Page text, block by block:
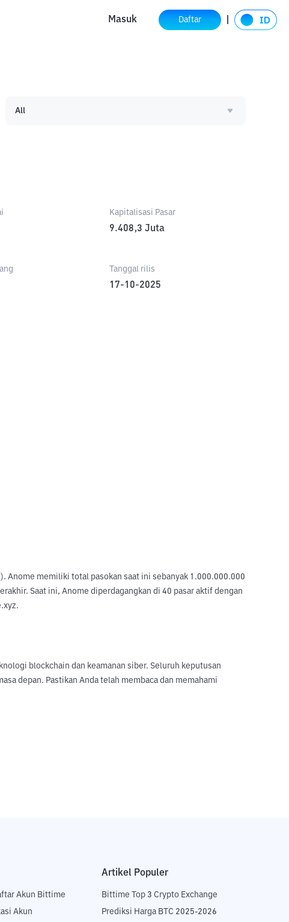
Masuk Daftar
All
Kapitalisasi Pasar
9.408,3 Juta
Tanggal rilis
17-10-2025
Anome memiliki total pasokan saat ini sebanyak 1.000.000.000
Saat ini, Anome diperdagangkan di 40 pasar aktif dengan
blockchain dan keamanan siber. Seluruh keputusan
depan. Pastikan Anda telah membaca dan memahami
Akun Bittime
Akun
Artikel Populer
Bittime Top 3 Crypto Exchange
Prediksi Harga BTC 2025-2026